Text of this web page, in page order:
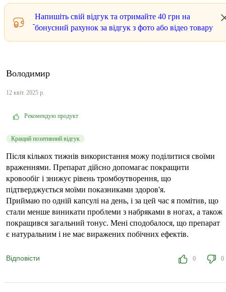
Напишіть свій відгук та отримайте 40 грн на
бонусний рахунок за відгук з фото або відео товару
Володимир
12 квіт. 2025 р.
Рекомендую продукт
Кращий позитивний відгук
Після кількох тижнів використання можу поділитися своїми
враженнями. Препарат дійсно допомагає покращити
кровообіг і знижує рівень тромбоутворення, що
підтверджується моїми показниками здоров'я.
Приймаю по одній капсулі на день, і за цей час я помітив, що
стали менше виникати проблеми з набряками в ногах, а також
покращився загальний тонус. Мені сподобалося, що препарат
є натуральним і не має виражених побічних ефектів.
Відповісти 0 0